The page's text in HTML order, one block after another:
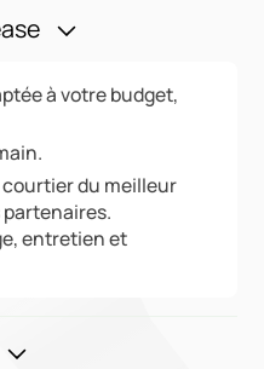
à votre budget,
du meilleur
entretien et